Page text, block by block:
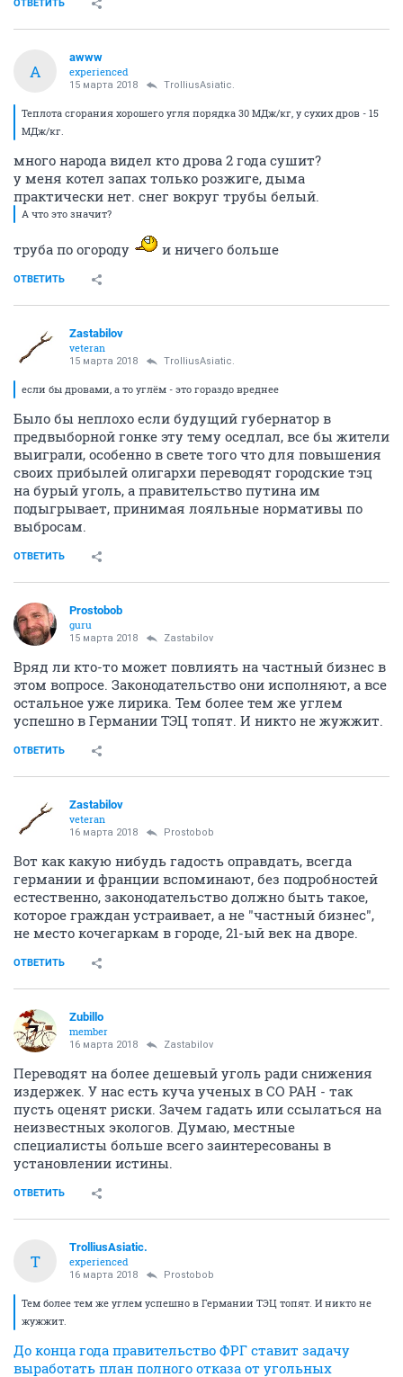
ОТВЕТИТЬ
A
awww
experienced
15 марта 2018 TrolliusAsiatic.
Теплота сгорания хорошего угля порядка 30 МДж/кг, у сухих дров - 15
МДж/кг.
много народа видел кто дрова 2 года сушит?
у меня котел запах только розжиге, дыма
практически нет. снег вокруг трубы белый.
А что это значит?
труба по огороду и ничего больше
ОТВЕТИТЬ
Zastabilov
veteran
15 марта 2018 TrolliusAsiatic.
если бы дровами, а то углём - это гораздо вреднее
Было бы неплохо если будущий губернатор в
предвыборной гонке эту тему оседлал, все бы жители
выиграли, особенно в свете того что для повышения
своих прибылей олигархи переводят городские тэц
на бурый уголь, а правительство путина им
подыгрывает, принимая лояльные нормативы по
выбросам.
ОТВЕТИТЬ
Prostobob
guru
15 марта 2018 Zastabilov
Вряд ли кто-то может повлиять на частный бизнес в
этом вопросе. Законодательство они исполняют, а все
остальное уже лирика. Тем более тем же углем
успешно в Германии ТЭЦ топят. И никто не жужжит.
ОТВЕТИТЬ
Zastabilov
veteran
16 марта 2018 Prostobob
Вот как какую нибудь гадость оправдать, всегда
германии и франции вспоминают, без подробностей
естественно, законодательство должно быть такое,
которое граждан устраивает, а не "частный бизнес",
не место кочегаркам в городе, 21-ый век на дворе.
ОТВЕТИТЬ
Zubillo
member
16 марта 2018 Zastabilov
Переводят на более дешевый уголь ради снижения
издержек. У нас есть куча ученых в СО РАН - так
пусть оценят риски. Зачем гадать или ссылаться на
неизвестных экологов. Думаю, местные
специалисты больше всего заинтересованы в
установлении истины.
ОТВЕТИТЬ
T
TrolliusAsiatic.
experienced
16 марта 2018 Prostobob
Тем более тем же углем успешно в Германии ТЭЦ топят. И никто не
жужжит.
До конца года правительство ФРГ ставит задачу
выработать план полного отказа от угольных